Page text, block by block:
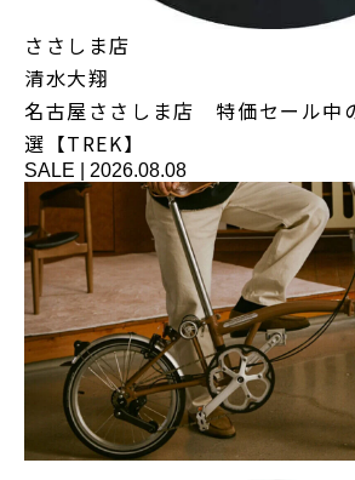
ささしま店
清水大翔
名古屋ささしま店 特価セール中
選【TREK】
SALE 2026.08.08